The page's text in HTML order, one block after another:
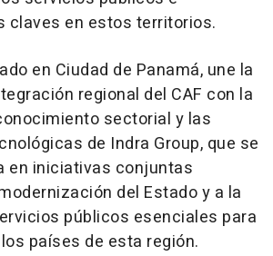
claves en estos territorios.
en Ciudad de Panamá, une la
regional del CAF con la
sectorial y las
de Indra Group, que se
en iniciativas conjuntas
del Estado y a la
públicos esenciales para
países de esta región.